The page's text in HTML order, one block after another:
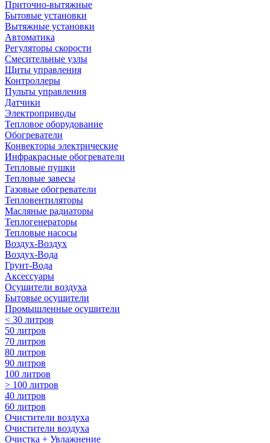
Приточно-вытяжные
Бытовые установки
Вытяжные установки
Автоматика
Регуляторы скорости
Смесительные узлы
Щиты управления
Контроллеры
Пульты управления
Датчики
Электроприводы
Тепловое оборудование
Обогреватели
Конвекторы электрические
Инфракрасные обогреватели
Тепловые пушки
Тепловые завесы
Газовые обогреватели
Тепловентиляторы
Масляные радиаторы
Теплогенераторы
Тепловые насосы
Воздух-Воздух
Воздух-Вода
Грунт-Вода
Аксессуары
Осушители воздуха
Бытовые осушители
Промышленные осушители
< 30 литров
50 литров
70 литров
80 литров
90 литров
100 литров
> 100 литров
40 литров
60 литров
Очистители воздуха
Очистители воздуха
Очистка + Увлажнение